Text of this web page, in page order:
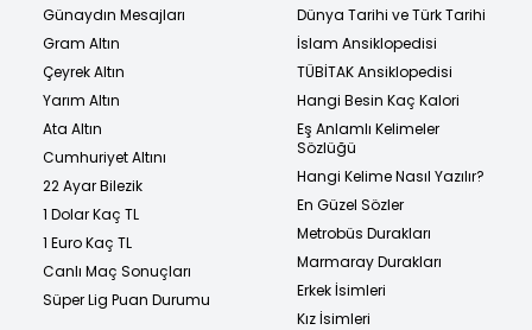
Günaydın Mesajları
Gram Altın
Çeyrek Altın
Yarım Altın
Ata Altın
Cumhuriyet Altını
22 Ayar Bilezik
1 Dolar Kaç TL
1 Euro Kaç TL
Canlı Maç Sonuçları
Süper Lig Puan Durumu
Dünya Tarihi ve Türk Tarihi
İslam Ansiklopedisi
TÜBİTAK Ansiklopedisi
Hangi Besin Kaç Kalori
Eş Anlamlı Kelimeler
Sözlüğü
Hangi Kelime Nasıl Yazılır?
En Güzel Sözler
Metrobüs Durakları
Marmaray Durakları
Erkek İsimleri
Kız İsimleri